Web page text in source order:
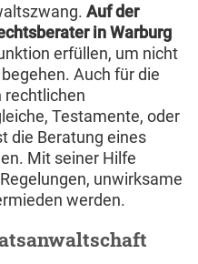
Auf der
in Warburg
erfüllen, um nicht
Auch für die
rechtlichen
Testamente, oder
die Beratung eines
Mit seiner Hilfe
unwirksame
werden.